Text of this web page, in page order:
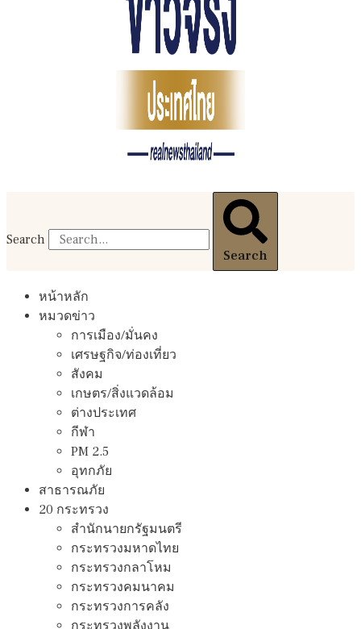
Search
Search
หน้าหลัก
หมวดข่าว
การเมือง/มั่นคง
เศรษฐกิจ/ท่องเที่ยว
สังคม
เกษตร/สิ่งแวดล้อม
ต่างประเทศ
กีฬา
PM 2.5
อุทกภัย
สาธารณภัย
20 กระทรวง
สํานักนายกรัฐมนตรี
กระทรวงมหาดไทย
กระทรวงกลาโหม
กระทรวงคมนาคม
กระทรวงการคลัง
กระทรวงพลังงาน